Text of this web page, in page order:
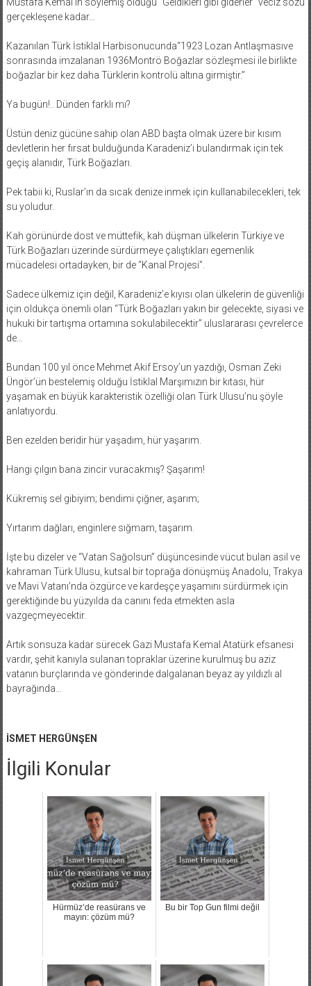
gerçekleşene kadar…
Kazanılan Türk İstiklal Harbisonucunda“1923 Lozan Antlaşmasıve
sonrasında imzalanan 1936Montrö Boğazlar sözleşmesi ile birlikte
boğazlar bir kez daha Türklerin kontrolü altına girmiştir.”
Ya bugün!.. Dünden farklı mı?
Üstün deniz gücüne sahip olan ABD başta olmak üzere bir kısım
devletlerin her fırsat bulduğunda Karadeniz’i bulandırmak için tek
geçiş alanıdır, Türk Boğazları.
Pek tabii ki, Ruslar’ın da sıcak denize inmek için kullanabilecekleri, tek
su yoludur.
Kah görünürde dost ve müttefik, kah düşman ülkelerin Türkiye ve
Türk Boğazları üzerinde sürdürmeye çalıştıkları egemenlik
mücadelesi ortadayken, bir de “Kanal Projesi”.
Sadece ülkemiz için değil, Karadeniz’e kıyısı olan ülkelerin de güvenliği
için oldukça önemli olan “Türk Boğazları yakın bir gelecekte, siyasi ve
hukuki bir tartışma ortamına sokulabilecektir” uluslararası çevrelerce
de…
Bundan 100 yıl önce Mehmet Akif Ersoy’un yazdığı, Osman Zeki
Üngör’ün bestelemiş olduğu İstiklal Marşımızın bir kıtası, hür
yaşamak en büyük karakteristik özelliği olan Türk Ulusu’nu şöyle
anlatıyordu.
Ben ezelden beridir hür yaşadım, hür yaşarım.
Hangi çılgın bana zincir vuracakmış? Şaşarım!
Kükremiş sel gibiyim; bendimi çiğner, aşarım;
Yırtarım dağları, enginlere sığmam, taşarım.
İşte bu dizeler ve “Vatan Sağolsun” düşüncesinde vücut bulan asil ve
kahraman Türk Ulusu, kutsal bir toprağa dönüşmüş Anadolu, Trakya
ve Mavi Vatanı’nda özgürce ve kardeşçe yaşamını sürdürmek için
gerektiğinde bu yüzyılda da canını feda etmekten asla
vazgeçmeyecektir.
Artık sonsuza kadar sürecek Gazi Mustafa Kemal Atatürk efsanesi
vardır, şehit kanıyla sulanan topraklar üzerine kurulmuş bu aziz
vatanın burçlarında ve gönderinde dalgalanan beyaz ay yıldızlı al
bayrağında…
İSMET HERGÜNŞEN
İlgili Konular
Hürmüz’de reasürans ve
mayın: çözüm mü?
Bu bir Top Gun filmi değil